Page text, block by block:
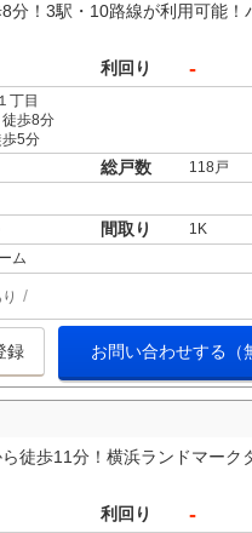
！3駅・10路線が利用可能！
利回り -
丁目
歩8分
5分
総戸数 118戸
間取り 1K
ム
録 お問い合わせする（
徒歩11分！横浜ランドマーク
利回り -